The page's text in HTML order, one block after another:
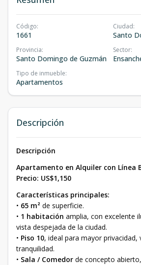
Código:
1661
Ciudad:
Santo
Provincia:
Santo Domingo de Guzmán
Sector:
Tipo de inmueble:
Apartamentos
Descripción
Descripción
Apartamento en Alquiler con Línea
Precio: US$1,150
Características principales:
• 65 m² de superficie.
• 1 habitación amplia, con excelente
vista despejada de la ciudad.
• Piso 10, ideal para mayor privacidad,
tranquilidad.
• Sala / Comedor de concepto